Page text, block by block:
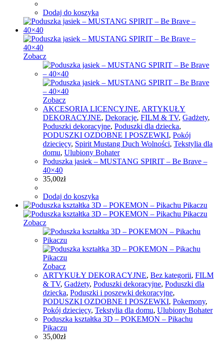
Dodaj do koszyka
Zobacz
Zobacz
AKCESORIA LICENCYJNE, ARTYKUŁY
DEKORACYJNE, Dekoracje, FILM & TV, Gadżety,
Poduszki dekoracyjne, Poduszki dla dziecka,
PODUSZKI OZDOBNE I POSZEWKI, Pokój
dziecięcy, Spirit Mustang Duch Wolności, Tekstylia dla
domu, Ulubiony Bohater
Poduszka jasiek – MUSTANG SPIRIT – Be Brave –
40×40
35,00zł
Dodaj do koszyka
Zobacz
Zobacz
ARTYKUŁY DEKORACYJNE, Bez kategorii, FILM
& TV, Gadżety, Poduszki dekoracyjne, Poduszki dla
dziecka, Poduszki i poszewki dekoracyjne,
PODUSZKI OZDOBNE I POSZEWKI, Pokemony,
Pokój dziecięcy, Tekstylia dla domu, Ulubiony Bohater
Poduszka kształtka 3D – POKEMON – Pikachu
Pikaczu
35,00zł